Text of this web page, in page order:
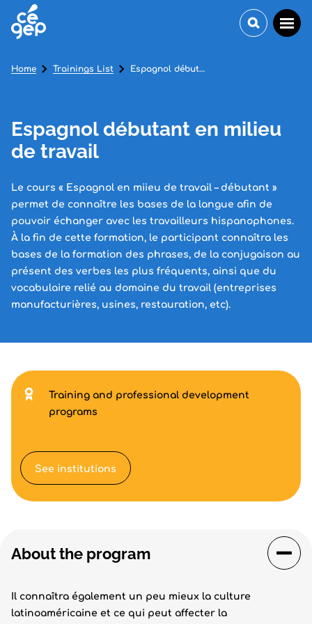
Espagnol débutant en milieu
de travail
Le cours « Espagnol en miieu de travail – débutant »
permet de connaître les bases de la langue afin de
pouvoir échanger avec les travailleurs hispanophones.
À la fin de cette formation, le participant connaîtra les
bases de la formation des phrases, de la conjugaison au
présent des verbes les plus fréquents, ainsi que du
vocabulaire relié au domaine du travail (entreprises
manufacturières, usines, restauration, etc).
Home Trainings List Espagnol débutant en milieu de travail
About the program
Il connaîtra également un peu mieux la culture
latinoaméricaine et ce qui peut affecter la
Training and professional development
programs
See institutions